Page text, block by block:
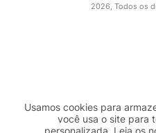
2026, Todos os
Usamos cookies para
você usa o site para
personalizada. Leia os